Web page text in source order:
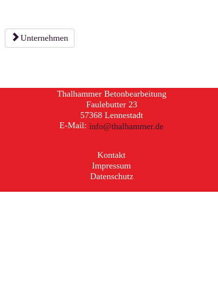
Unternehmen
Thalhammer Betonbearbeitung
Faulebutter 23
57368 Lennestadt
E-Mail: info@thalhammer.de
Kontakt
Impressum
Datenschutz